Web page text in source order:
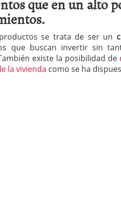
tu herencia también es
los costes 21 de noviembre de 2025
cuesta un software punto de
se trata de ser un
que buscan invertir sin
existe la posibilidad de
la vivienda como se ha